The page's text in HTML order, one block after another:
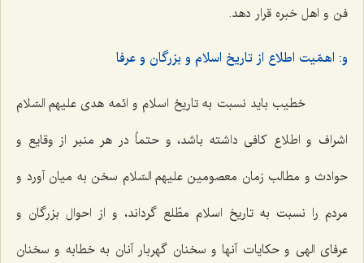
فن و اهل خبره قرار دهد.
و: اهمّیت اطلاع از تاریخ اسلام و بزرگان و عرفا
خطیب باید نسبت به تاریخ اسلام و ائمه هدی علیهم السّلام
اشراف و اطلاع کافی داشته باشد، و حتماً در هر منبر از وقایع و
حوادث و مطالب زمان معصومین علیهم السّلام سخن به میان آورد و
مردم را نسبت به تاریخ اسلام مطّلع گرداند، و از احوال بزرگان و
عرفای الهی و حکایات آنها و سخنان گهربار آنان به خطابه و سخنان